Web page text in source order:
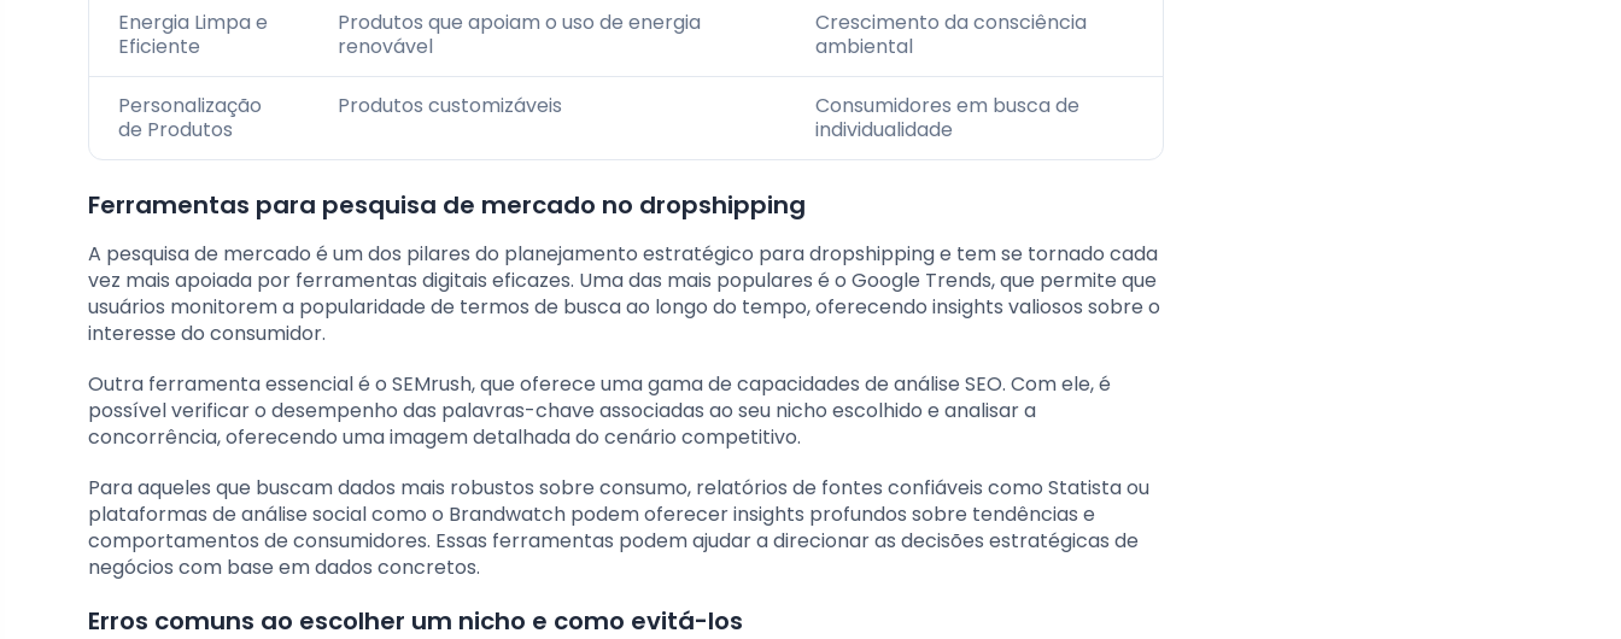
Energia Limpa e
Eficiente
Produtos que apoiam o uso de energia
renovável
Crescimento da consciência
ambiental
Personalização
de Produtos
Produtos customizáveis
Consumidores em busca de
individualidade
Ferramentas para pesquisa de mercado no dropshipping
A pesquisa de mercado é um dos pilares do planejamento estratégico para dropshipping e tem se tornado cada
vez mais apoiada por ferramentas digitais eficazes. Uma das mais populares é o Google Trends, que permite que
usuários monitorem a popularidade de termos de busca ao longo do tempo, oferecendo insights valiosos sobre o
interesse do consumidor.
Outra ferramenta essencial é o SEMrush, que oferece uma gama de capacidades de análise SEO. Com ele, é
possível verificar o desempenho das palavras-chave associadas ao seu nicho escolhido e analisar a
concorrência, oferecendo uma imagem detalhada do cenário competitivo.
Para aqueles que buscam dados mais robustos sobre consumo, relatórios de fontes confiáveis como Statista ou
plataformas de análise social como o Brandwatch podem oferecer insights profundos sobre tendências e
comportamentos de consumidores. Essas ferramentas podem ajudar a direcionar as decisões estratégicas de
negócios com base em dados concretos.
Erros comuns ao escolher um nicho e como evitá-los